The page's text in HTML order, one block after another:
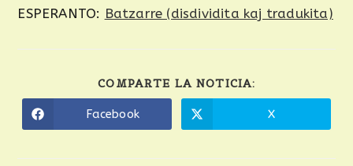
ESPERANTO: Batzarre (disdividita kaj tradukita)
COMPARTE LA NOTICIA:
Facebook X